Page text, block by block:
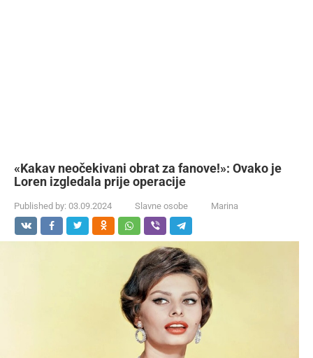
«Kakav neočekivani obrat za fanove!»: Ovako je
Loren izgledala prije operacije
Published by: 03.09.2024 Slavne osobe Marina